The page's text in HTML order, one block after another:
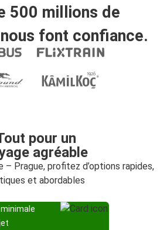
500 millions de
font confiance.
pour un
agréable
– Prague, profitez d’options rapides,
et abordables
minimale